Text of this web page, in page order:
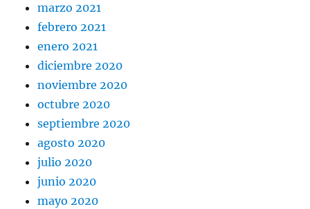
marzo 2021
febrero 2021
enero 2021
diciembre 2020
noviembre 2020
octubre 2020
septiembre 2020
agosto 2020
julio 2020
junio 2020
mayo 2020